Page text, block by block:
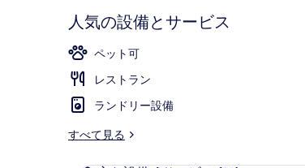
人気の設備とサービス
ペット可
レストラン
ランドリー設備
すべて見る